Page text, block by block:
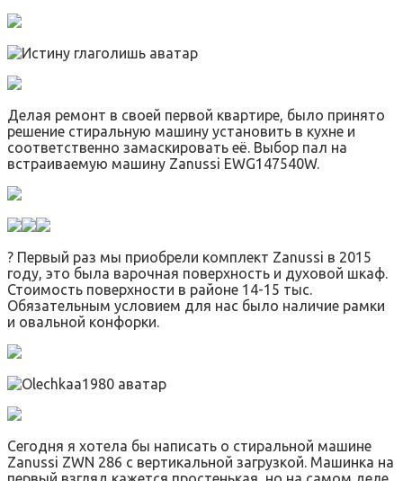
Делая ремонт в своей первой квартире, было принято
решение стиральную машину установить в кухне и
соответственно замаскировать её. Выбор пал на
встраиваемую машину Zanussi EWG147540W.
? Первый раз мы приобрели комплект Zanussi в 2015
году, это была варочная поверхность и духовой шкаф.
Стоимость поверхности в районе 14-15 тыс.
Обязательным условием для нас было наличие рамки
и овальной конфорки.
Сегодня я хотела бы написать о стиральной машине
Zanussi ZWN 286 с вертикальной загрузкой. Машинка на